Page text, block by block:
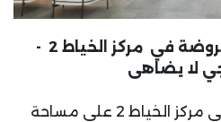
مكاتب للايجار جدة حي الروضة في مركز الخياط 2 -
لا يضاهى
يمتد فرع "وايت سبيس" في مركز الخياط 2 على مساحة